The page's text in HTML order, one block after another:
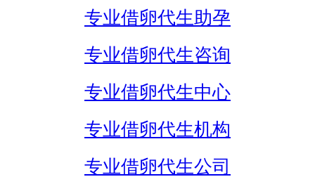
专业借卵代生助孕
专业借卵代生咨询
专业借卵代生中心
专业借卵代生机构
专业借卵代生公司